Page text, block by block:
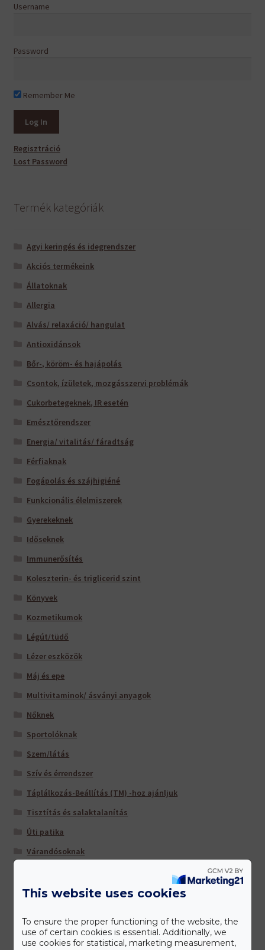
Username
Password
Remember Me
Regisztráció
Lost Password
Termék kategóriák
Agyi keringés és idegrendszer
Akciós termékeink
Állatoknak
Allergia
Alvás/ relaxáció/ hangulat
Antioxidánsok
Bőr-, köröm- és hajápolás
Csontok, ízületek, mozgásszervi problémák
Cukorbetegeknek, IR esetén
Emésztőrendszer
Energia/ vitalitás/ fáradtság
Férfiaknak
Fogápolás és szájhigiéné
Funkcionális élelmiszerek
Gyerekeknek
Időseknek
Immunerősítés
Koleszterin- és triglicerid szint
Könyvek
Kozmetikumok
Légút/tüdő
Lézer eszközök
Máj és epe
Multivitaminok/ ásványi anyagok
Nőknek
Sportolóknak
Szem/látás
Szív és érrendszer
Táplálkozás-Beállítás (TM) -hoz ajánljuk
Tisztítás és salaktalanítás
Úti patika
Várandósoknak
Gyártóink
This website uses cookies
To ensure the proper functioning of the website, the
use of certain cookies is essential. Additionally, we
use cookies for statistical, marketing measurement,